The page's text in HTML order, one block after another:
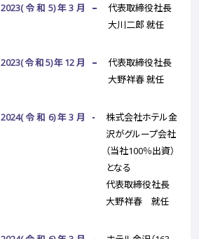
2023(令和5)年3月
代表取締役社長
大川二郎 就任
2023(令和5)年12月
代表取締役社長
大野祥春 就任
2024(令和6)年3月
株式会社ホテル金
沢がグループ会社
（当社100％出資）
となる
代表取締役社長
大野祥春 就任